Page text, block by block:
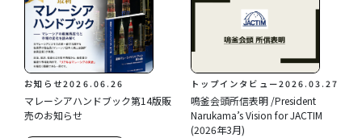
お知らせ2026.06.26
マレーシアハンドブック第14版販
売のお知らせ
トップインタビュー2026.03.27
鳴釜会頭所信表明 /President
Narukama’s Vision for JACTIM
(2026年3月)